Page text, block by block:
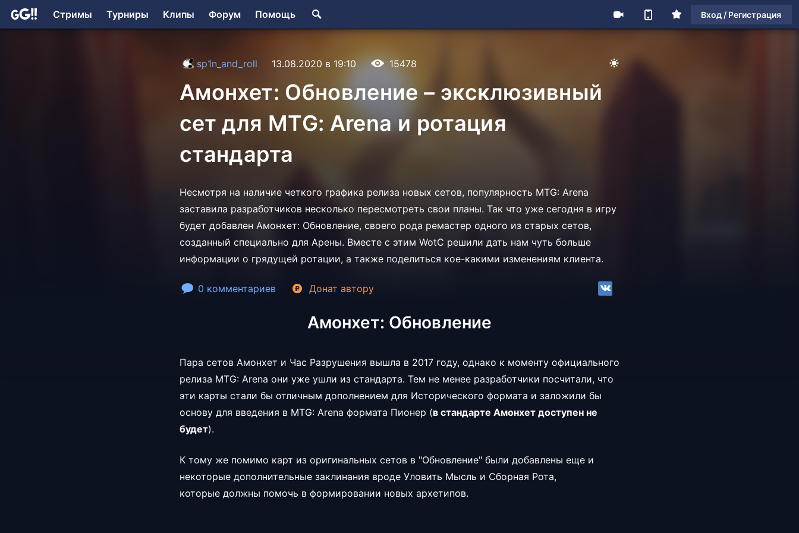
Стримы Турниры Клипы Форум Помощь Вход / Регистрация
sp1n_and_roll 13.08.2020 в 19:10 15478
Амонхет: Обновление – эксклюзивный
сет для MTG: Arena и ротация
стандарта
Несмотря на наличие четкого графика релиза новых сетов, популярность MTG: Arena
заставила разработчиков несколько пересмотреть свои планы. Так что уже сегодня в игру
будет добавлен Амонхет: Обновление, своего рода ремастер одного из старых сетов,
созданный специально для Арены. Вместе с этим WotC решили дать нам чуть больше
информации о грядущей ротации, а также поделиться кое-какими изменениям клиента.
0 комментариев Донат автору
Амонхет: Обновление
Пара сетов Амонхет и Час Разрушения вышла в 2017 году, однако к моменту официального
релиза MTG: Arena они уже ушли из стандарта. Тем не менее разработчики посчитали, что
эти карты стали бы отличным дополнением для Исторического формата и заложили бы
основу для введения в MTG: Arena формата Пионер (в стандарте Амонхет доступен не
будет).
К тому же помимо карт из оригинальных сетов в "Обновление" были добавлены еще и
некоторые дополнительные заклинания вроде Уловить Мысль и Сборная Рота,
которые должны помочь в формировании новых архетипов.